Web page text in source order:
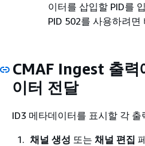
이터를 삽입할 PID를
PID 502를 사용하려면
CMAF Ingest 출력
이터 전달
ID3 메타데이터를 표시할 각
채널 생성 또는 채널 편집